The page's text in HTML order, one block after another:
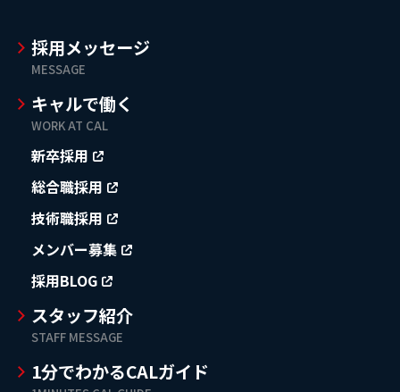
採用メッセージ
MESSAGE
キャルで働く
WORK AT CAL
新卒採用
総合職採用
技術職採用
メンバー募集
採用BLOG
スタッフ紹介
STAFF MESSAGE
1分でわかるCALガイド